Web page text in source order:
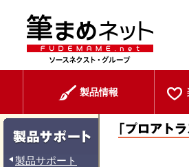
製品情報
製品サポート